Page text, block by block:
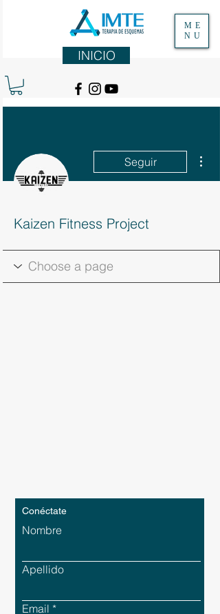
ME
NU
INICIO
Seguir
Kaizen Fitness Project
Conéctate
Nombre
Apellido
Email